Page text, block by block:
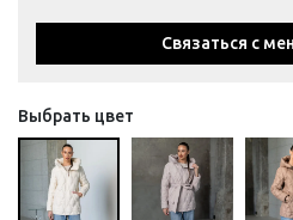
Связаться с
Выбрать цвет